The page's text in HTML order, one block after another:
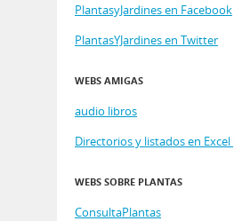
PlantasyJardines en Facebook
PlantasYJardines en Twitter
WEBS AMIGAS
audio libros
Directorios y listados en
WEBS SOBRE PLANTAS
ConsultaPlantas